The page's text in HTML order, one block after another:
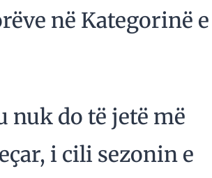
në Kategorinë e
nuk do të jetë më
i cili sezonin e